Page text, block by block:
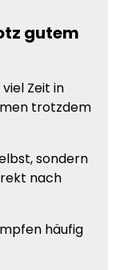
gutem
Zeit in
trotzdem
sondern
nach
häufig